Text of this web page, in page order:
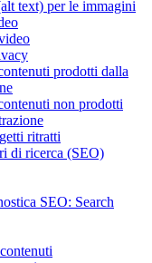
text) per le immagini
prodotti dalla
non prodotti
ritratti
di ricerca (SEO)
SEO: Search